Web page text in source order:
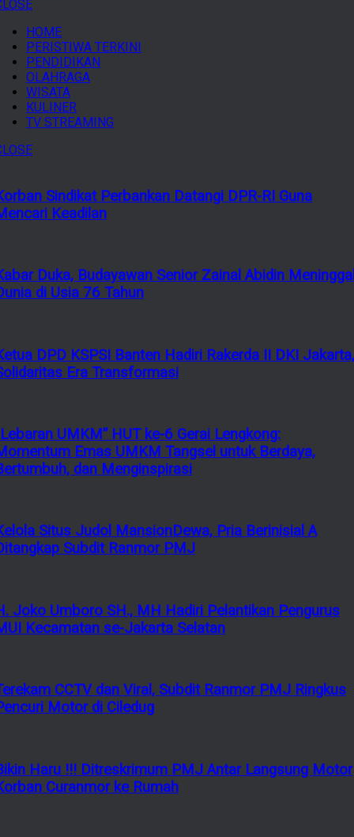
HOME
PERISTIWA TERKINI
PENDIDIKAN
OLAHRAGA
WISATA
KULINER
TV STREAMING
Sindikat Perbankan Datangi DPR-RI Guna
Keadilan
Duka, Budayawan Senior Zainal Abidin
di Usia 76 Tahun
DPD KSPSI Banten Hadiri Rakerda II DKI Jakarta,
Era Transformasi
UMKM” HUT ke-6 Gerai Lengkong:
Emas UMKM Tangsel untuk Berdaya,
dan Menginspirasi
Situs Judol MansionDewa, Pria Berinisial A
Subdit Ranmor PMJ
Joko Umboro SH., MH Hadiri Pelantikan Pengurus
Kecamatan se-Jakarta Selatan
CCTV dan Viral, Subdit Ranmor PMJ Ringkus
Motor di Ciledug
Haru !!! Ditreskrimum PMJ Antar Langsung Motor
Curanmor ke Rumah